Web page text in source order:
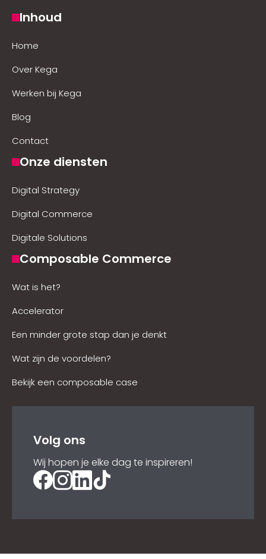
Inhoud
Home
Over Kega
Werken bij Kega
Blog
Contact
Onze diensten
Digital Strategy
Digital Commerce
Digitale Solutions
Composable Commerce
Wat is het?
Accelerator
Een minder grote stap dan je denkt
Wat zijn de voordelen?
Bekijk een composable case
Volg ons
Wij hopen je elke dag te inspireren!